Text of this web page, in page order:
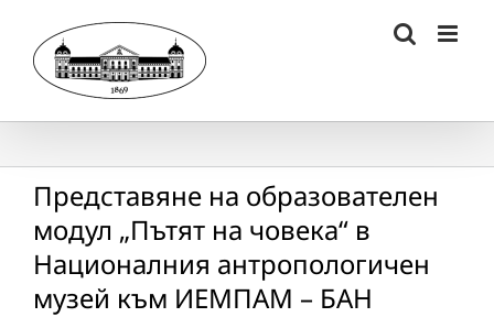
content
Представяне на образователен
модул „Пътят на човека“ в
Националния антропологичен
музей към ИЕМПАМ – БАН